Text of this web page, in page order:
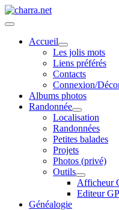
Accueil
Les jolis mots
Liens préférés
Contacts
Connexion/
Albums photos
Randonnée
Localisation
Randonnées
Petites balades
Projets
Photos (privé)
Outils
Afficheur
Editeur
Généalogie